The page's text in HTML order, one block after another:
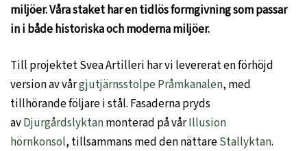
miljöer. Våra staket har en tidlös formgivning som passar
in i både historiska och moderna miljöer.
Till projektet Svea Artilleri har vi levererat en förhöjd
version av vårgjutjärnsstolpe Pråmkanalen, med
tillhörande följare i stål. Fasaderna pryds
avDjurgårdslyktanmonterad på vårIllusion
hörnkonsol, tillsammans med den nättareStallyktan.